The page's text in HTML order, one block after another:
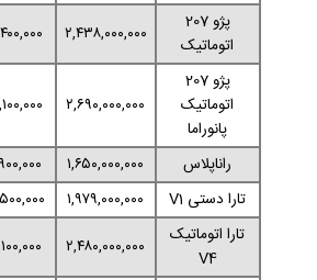
پژو 207
اتوماتیک
۲,۴۳۸,۰۰۰,۰۰۰
پژو 207
اتوماتیک
پانوراما
۲,۶۹۰,۰۰۰,۰۰۰
راناپلاس ۱,۶۵۰,۰۰۰,۰۰۰
تارا دستی V1
۱,۹۷۹,۰۰۰,۰۰۰
تارا اتوماتیک
V4
۲,۴۸۰,۰۰۰,۰۰۰